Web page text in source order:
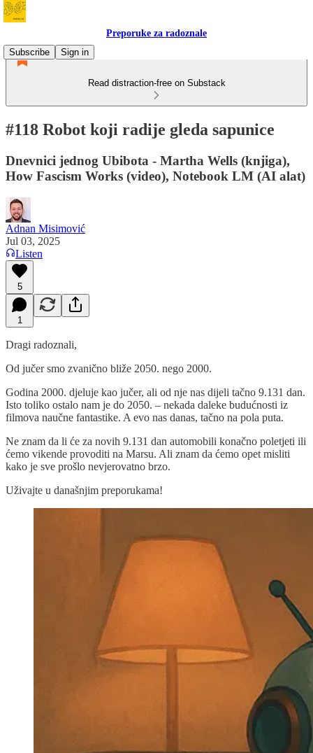
Preporuke za radoznale
Subscribe
Sign in
Read distraction-free on Substack
#118 Robot koji radije gleda sapunice
Dnevnici jednog Ubibota - Martha Wells (knjiga),
How Fascism Works (video), Notebook LM (AI alat)
Adnan Misimović
Jul 03, 2025
Listen
5
1
Dragi radoznali,
Od jučer smo zvanično bliže 2050. nego 2000.
Godina 2000. djeluje kao jučer, ali od nje nas dijeli tačno 9.131 dan.
Isto toliko ostalo nam je do 2050. – nekada daleke budućnosti iz
filmova naučne fantastike. A evo nas danas, tačno na pola puta.
Ne znam da li će za novih 9.131 dan automobili konačno poletjeti ili
ćemo vikende provoditi na Marsu. Ali znam da ćemo opet misliti
kako je sve prošlo nevjerovatno brzo.
Uživajte u današnjim preporukama!